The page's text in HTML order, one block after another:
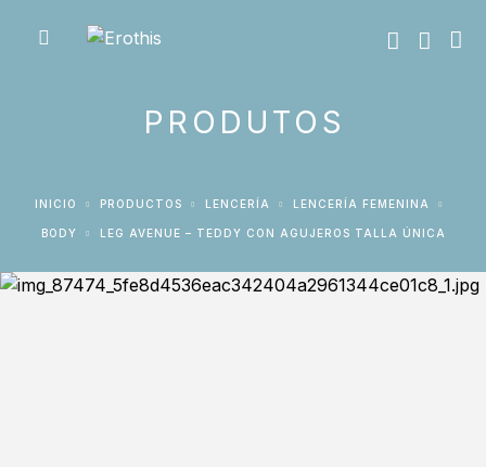
PRODUTOS
INICIO PRODUCTOS LENCERÍA LENCERÍA FEMENINA
BODY LEG AVENUE – TEDDY CON AGUJEROS TALLA ÚNICA